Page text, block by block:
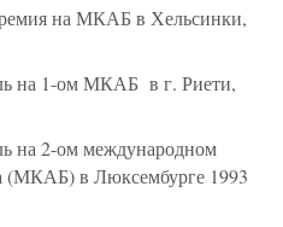
на МКАБ в Хельсинки,
на 1-ом МКАБ в г. Риети,
на 2-ом международном
(МКАБ) в Люксембурге 1993